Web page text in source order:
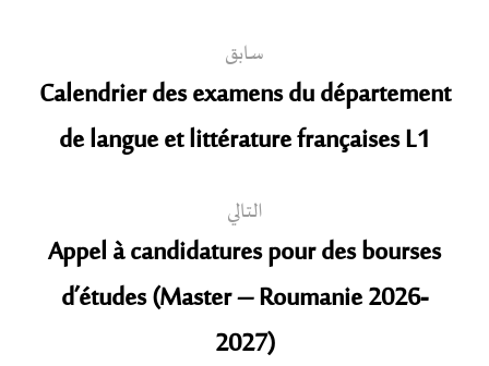
سابق
Calendrier des examens du département
de langue et littérature françaises L1
التالي
Appel à candidatures pour des bourses
d’études (Master – Roumanie 2026-
2027)